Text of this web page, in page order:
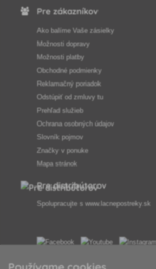
Pre zákazníkov
Ako balíme Vaše zásielky
Možnosti dopravy
Možnosti platby
Obchodné podmienky
Reklamačný poriadok
Odstúpiť od zmluvy tu
Prehľad služieb
Ochrana osobných údajov
Slovník pojmov
Značky v ponuke
Mapa stránok
Pre distribútorov
Spolupracujte s www.lacnepostreky.sk